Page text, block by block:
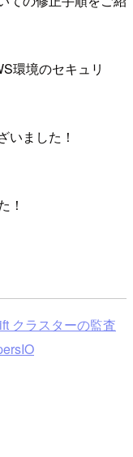
環境のセキュリ
いました！
！
クラスターの監査